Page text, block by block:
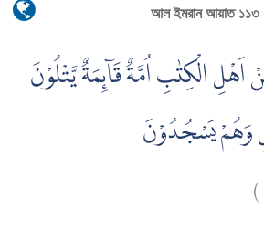
আল ইমরান আয়াত ১১৩
اَهْلِ الْكِتٰبِ اُمَّةٌ قَاۤىِٕمَةٌ يَّتْلُوْنَ
وَهُمْ يَسْجُدُوْنَ
)